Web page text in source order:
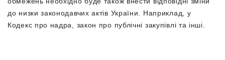
до низки законодавчих актів України. Наприклад, у
Кодекс про надра, закон про публічні закупівлі та інші.